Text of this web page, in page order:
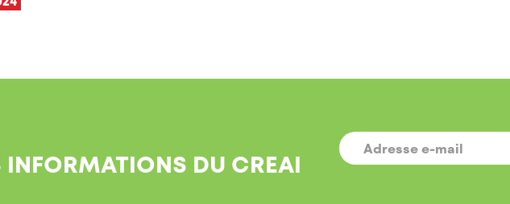
INFORMATIONS DU CREAI
E-
MAIL *